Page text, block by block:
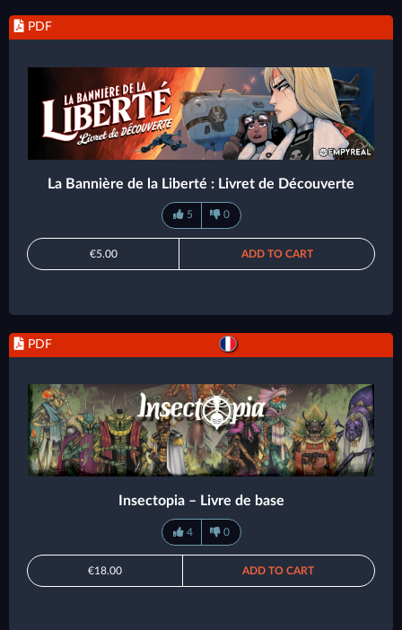
PDF
La Bannière de la Liberté : Livret de Découverte
5 0
€5.00 ADD TO CART
PDF
Insectopia – Livre de base
4 0
€18.00 ADD TO CART